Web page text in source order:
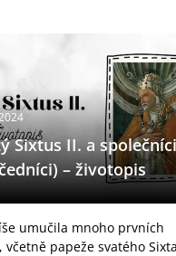
Sixtus II. a společníci
– životopis
umučila mnoho prvních
včetně papeže svatého